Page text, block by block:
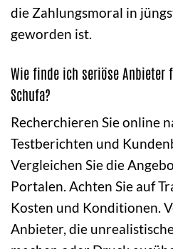
die Zahlungsmoral in
geworden ist.
Wie finde ich seriöse Anbieter
Schufa?
Recherchieren Sie online
Testberichten und
Vergleichen Sie die
Portalen. Achten Sie auf
Kosten und Konditionen.
Anbieter, die